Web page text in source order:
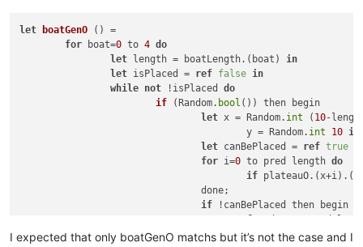
let boatGenO ()
=
for boat=0 to 4 do
let length = boatLength.(boat) in
let isPlaced = ref false in
while not ! isPlaced do
if ( Random. bool ( )) then begin
let x = Random. int ( 10-
					y = Random.
int 10 in
let canBePlaced = ref true
for i=0 to pred length do
if
				done;
if !canBePlaced then begin
						plateauO.(x+d).(y) <- (boatSymbol.(boat));
I expected that only boatGenO matchs but it’s not the case and I